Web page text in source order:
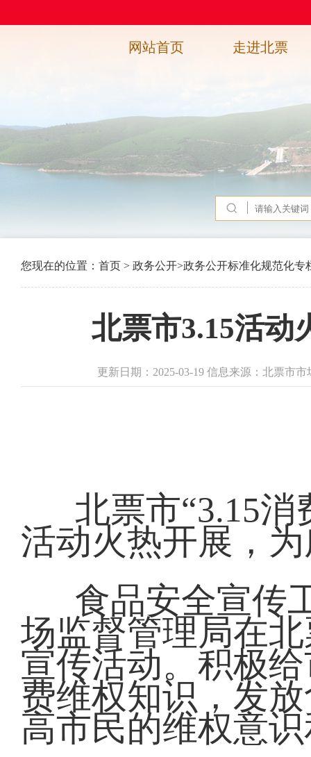
网站首页 走进北票
您现在的位置： 首页 > 政务公开>政务公开标准化规范化专
北票市3.15活动
更新日期：2025-03-19 信息来源：北票市
北票市“3.15
活动火热开展，
食品安全宣传
场监督管理局在
宣传活动。积极
费维权知识，发
高市民的维权意